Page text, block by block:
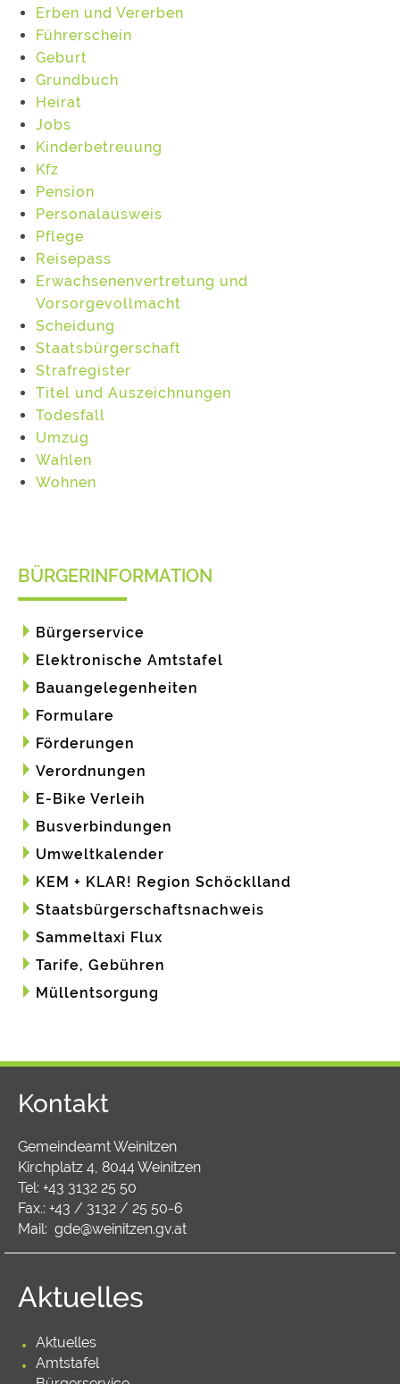
Erben und Vererben
Führerschein
Geburt
Grundbuch
Heirat
Jobs
Kinderbetreuung
Kfz
Pension
Personalausweis
Pflege
Reisepass
Erwachsenenvertretung und
Vorsorgevollmacht
Scheidung
Staatsbürgerschaft
Strafregister
Titel und Auszeichnungen
Todesfall
Umzug
Wahlen
Wohnen
BÜRGERINFORMATION
Bürgerservice
Elektronische Amtstafel
Bauangelegenheiten
Formulare
Förderungen
Verordnungen
E-Bike Verleih
Busverbindungen
Umweltkalender
KEM + KLAR! Region Schöcklland
Staatsbürgerschaftsnachweis
Sammeltaxi Flux
Tarife, Gebühren
Müllentsorgung
Kontakt
Gemeindeamt Weinitzen
Kirchplatz 4, 8044 Weinitzen
Tel: +43 3132 25 50
Fax.: +43 / 3132 / 25 50-6
Mail: gde@weinitzen.gv.at
Aktuelles
Aktuelles
Amtstafel